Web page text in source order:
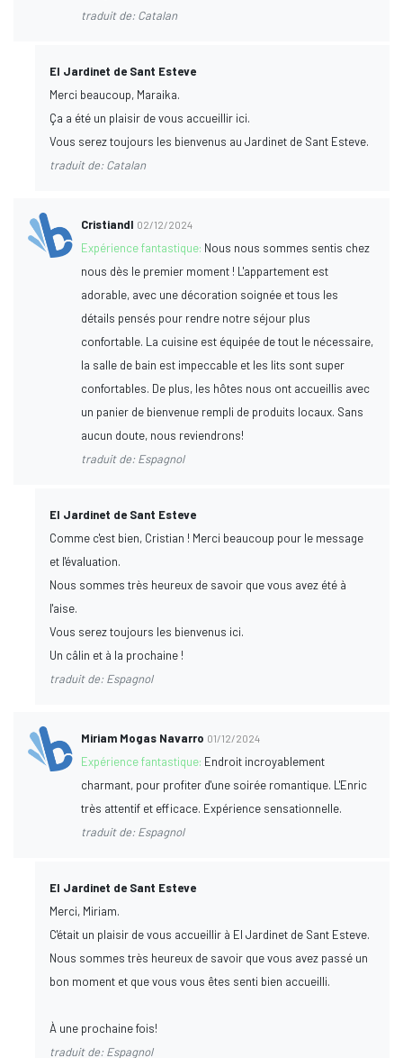
traduit de: Catalan
El Jardinet de Sant Esteve
Merci beaucoup, Maraika.
Ça a été un plaisir de vous accueillir ici.
Vous serez toujours les bienvenus au Jardinet de Sant Esteve.
traduit de: Catalan
Cristiandl 02/12/2024
Expérience fantastique: Nous nous sommes sentis chez
nous dès le premier moment ! L'appartement est
adorable, avec une décoration soignée et tous les
détails pensés pour rendre notre séjour plus
confortable. La cuisine est équipée de tout le nécessaire,
la salle de bain est impeccable et les lits sont super
confortables. De plus, les hôtes nous ont accueillis avec
un panier de bienvenue rempli de produits locaux. Sans
aucun doute, nous reviendrons!
traduit de: Espagnol
El Jardinet de Sant Esteve
Comme c'est bien, Cristian ! Merci beaucoup pour le message
et l'évaluation.
Nous sommes très heureux de savoir que vous avez été à
l'aise.
Vous serez toujours les bienvenus ici.
Un câlin et à la prochaine !
traduit de: Espagnol
Miriam Mogas Navarro 01/12/2024
Expérience fantastique: Endroit incroyablement
charmant, pour profiter d'une soirée romantique. L'Enric
très attentif et efficace. Expérience sensationnelle.
traduit de: Espagnol
El Jardinet de Sant Esteve
Merci, Miriam.
C'était un plaisir de vous accueillir à El Jardinet de Sant Esteve.
Nous sommes très heureux de savoir que vous avez passé un
bon moment et que vous vous êtes senti bien accueilli.
À une prochaine fois!
traduit de: Espagnol